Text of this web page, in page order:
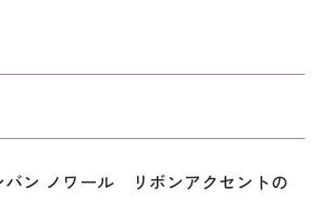
バン ノワール リボンアクセントの